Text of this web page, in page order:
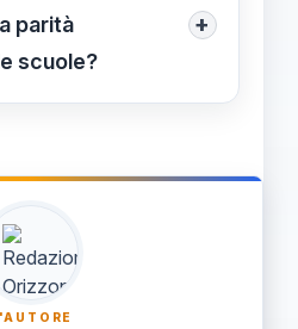
pubbliche, ma la
parità di opportunità
parità
scuole?
+
operativo chiaro
dedicato;
comuni,
e accesso a
per il personale.